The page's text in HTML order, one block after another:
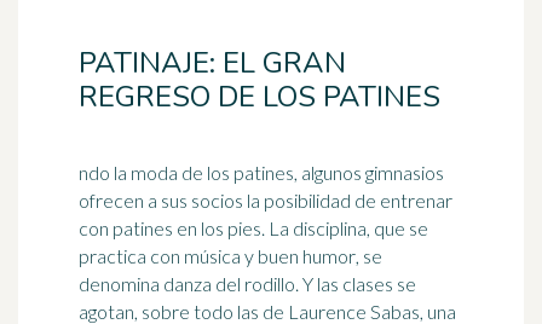
PATINAJE: EL GRAN
REGRESO DE LOS PATINES
ndo la moda de los patines, algunos gimnasios
ofrecen a sus socios la posibilidad de entrenar
con patines en los pies. La disciplina, que se
practica con música y buen humor, se
denomina danza del rodillo. Y las clases se
agotan, sobre todo las de Laurence Sabas, una